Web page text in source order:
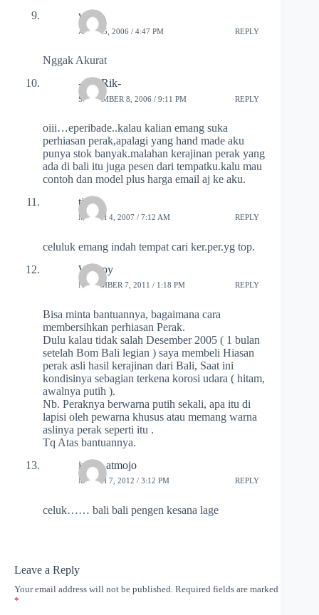
will
APRIL 5, 2006 / 4:47 PM REPLY
Nggak Akurat
-aNdRik-
SEPTEMBER 8, 2006 / 9:11 PM REPLY
oiii…eperibade..kalau kalian emang suka
perhiasan perak,apalagi yang hand made aku
punya stok banyak.malahan kerajinan perak yang
ada di bali itu juga pesen dari tempatku.kalu mau
contoh dan model plus harga email aj ke aku.
tiwi
MARCH 4, 2007 / 7:12 AM REPLY
celuluk emang indah tempat cari ker.per.yg top.
Wempy
NOVEMBER 7, 2011 / 1:18 PM REPLY
Bisa minta bantuannya, bagaimana cara
membersihkan perhiasan Perak.
Dulu kalau tidak salah Desember 2005 ( 1 bulan
setelah Bom Bali legian ) saya membeli Hiasan
perak asli hasil kerajinan dari Bali, Saat ini
kondisinya sebagian terkena korosi udara ( hitam,
awalnya putih ).
Nb. Peraknya berwarna putih sekali, apa itu di
lapisi oleh pewarna khusus atau memang warna
aslinya perak seperti itu .
Tq Atas bantuannya.
indah atmojo
MARCH 7, 2012 / 3:12 PM REPLY
celuk…… bali bali pengen kesana lage
Leave a Reply
Your email address will not be published. Required fields are marked
*